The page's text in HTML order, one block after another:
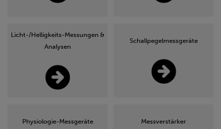
Licht-/Helligkeits-Messungen &
Analysen
Schallpegelmessgeräte
Physiologie-Messgeräte Messverstärker